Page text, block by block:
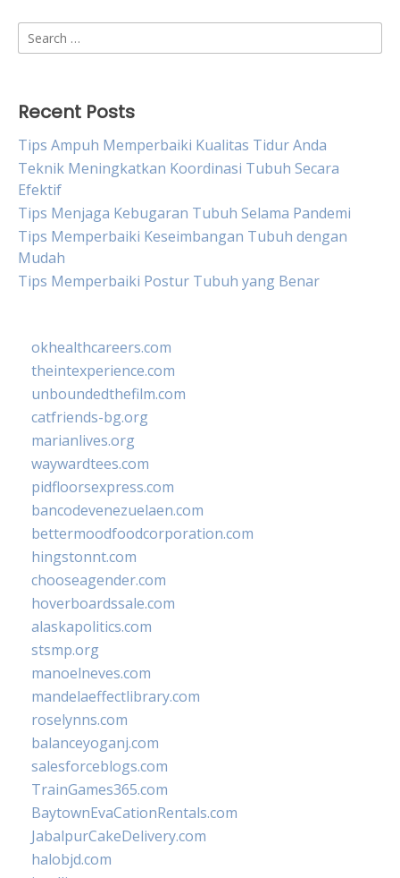
Search
for:
Recent Posts
Tips Ampuh Memperbaiki Kualitas Tidur Anda
Teknik Meningkatkan Koordinasi Tubuh Secara
Efektif
Tips Menjaga Kebugaran Tubuh Selama Pandemi
Tips Memperbaiki Keseimbangan Tubuh dengan
Mudah
Tips Memperbaiki Postur Tubuh yang Benar
okhealthcareers.com
theintexperience.com
unboundedthefilm.com
catfriends-bg.org
marianlives.org
waywardtees.com
pidfloorsexpress.com
bancodevenezuelaen.com
bettermoodfoodcorporation.com
hingstonnt.com
chooseagender.com
hoverboardssale.com
alaskapolitics.com
stsmp.org
manoelneves.com
mandelaeffectlibrary.com
roselynns.com
balanceyoganj.com
salesforceblogs.com
TrainGames365.com
BaytownEvaCationRentals.com
JabalpurCakeDelivery.com
halobjd.com